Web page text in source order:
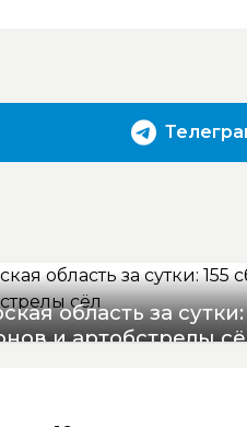
область за
и артобстрелы